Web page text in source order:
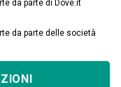
da parte di Dove.it
da parte delle società